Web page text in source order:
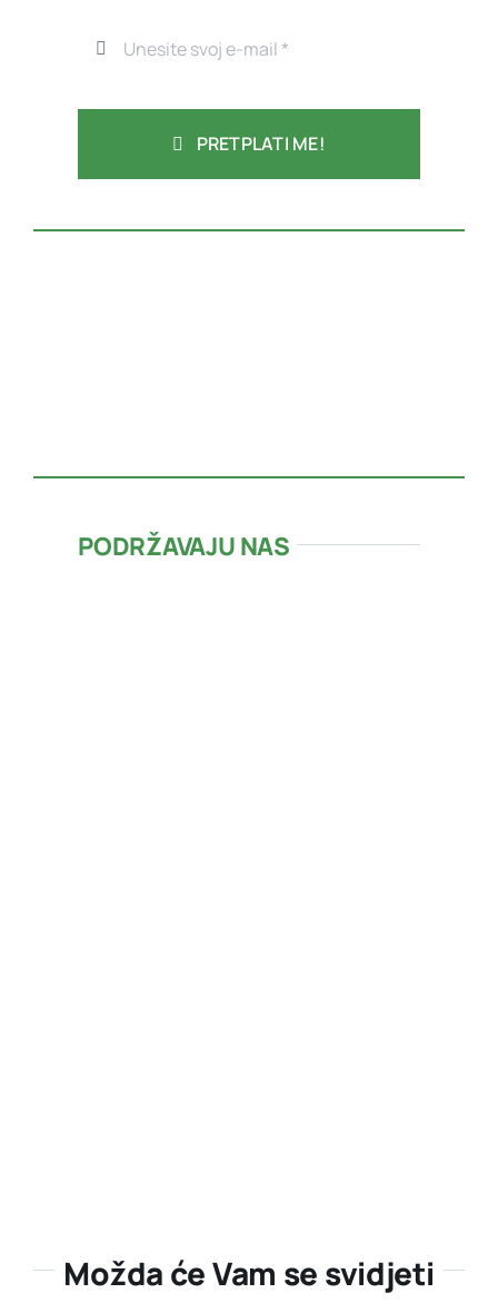
PRETPLATI ME!
PODRŽAVAJU NAS
Možda će Vam se svidjeti